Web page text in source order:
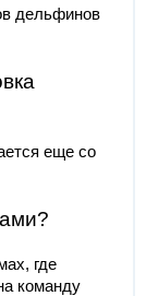
дельфинов
еще со
где
команду